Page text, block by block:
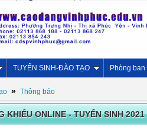
TUYỂN SINH-ĐÀO TẠO Phòng ban
» Thông báo
KHIẾU ONLINE - TUYỂN SINH 2021